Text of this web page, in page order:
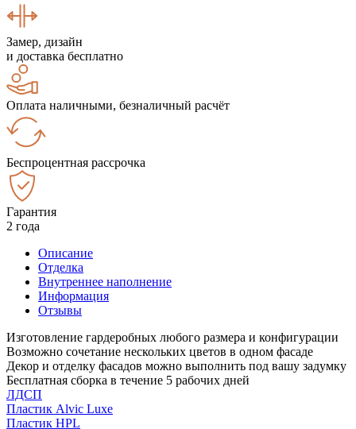
Замер, дизайн
и доставка бесплатно
Оплата наличными, безналичный расчёт
Беспроцентная рассрочка
Гарантия
2 года
Описание
Отделка
Внутреннее наполнение
Информация
Отзывы
Изготовление гардеробных любого размера и конфигурации
Возможно сочетание нескольких цветов в одном фасаде
Декор и отделку фасадов можно выполнить под вашу задумку
Бесплатная сборка в течение 5 рабочих дней
ЛДСП
Пластик Alvic Luxe
Пластик HPL